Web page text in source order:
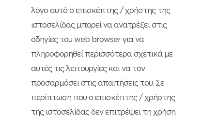
λόγο αυτό ο επισκέπτης / χρήστης της
ιστοσελίδας μπορεί να ανατρέξει στις
οδηγίες του web browser για να
πληροφορηθεί περισσότερα σχετικά με
αυτές τις λειτουργίες και να τον
προσαρμόσει στις απαιτήσεις του. Σε
περίπτωση που ο επισκέπτης / χρήστης
της ιστοσελίδας δεν επιτρέψει τη χρήση